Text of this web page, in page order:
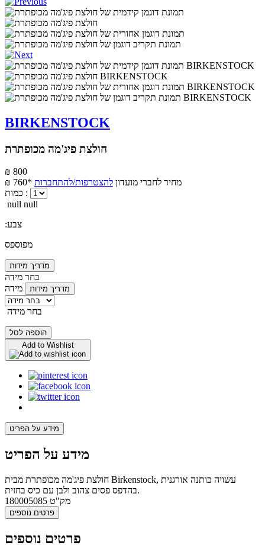
BIRKENSTOCK
חולצת פיג'מה מכופתרת
₪ 800
₪ 760*
מחיר לחברי מועדון להצטרפות/להתחברות
כמות :
null null
:צבע
מפוספס
מדריך מידות
בחר מידה
מידה
מדריך מידות
בחר מידה
הוספה לסל
Add to Wishlist
מידע על הפריט
מידע על הפריט
חולצת פיג'מה מכופתרת מבית Birkenstock, עשויה כותנה אורגנית
בהדפס פסים צהוב ולבן עם כיס בחזית.
מק"ט 180005085
פרטים נוספים
פרטים נוספים